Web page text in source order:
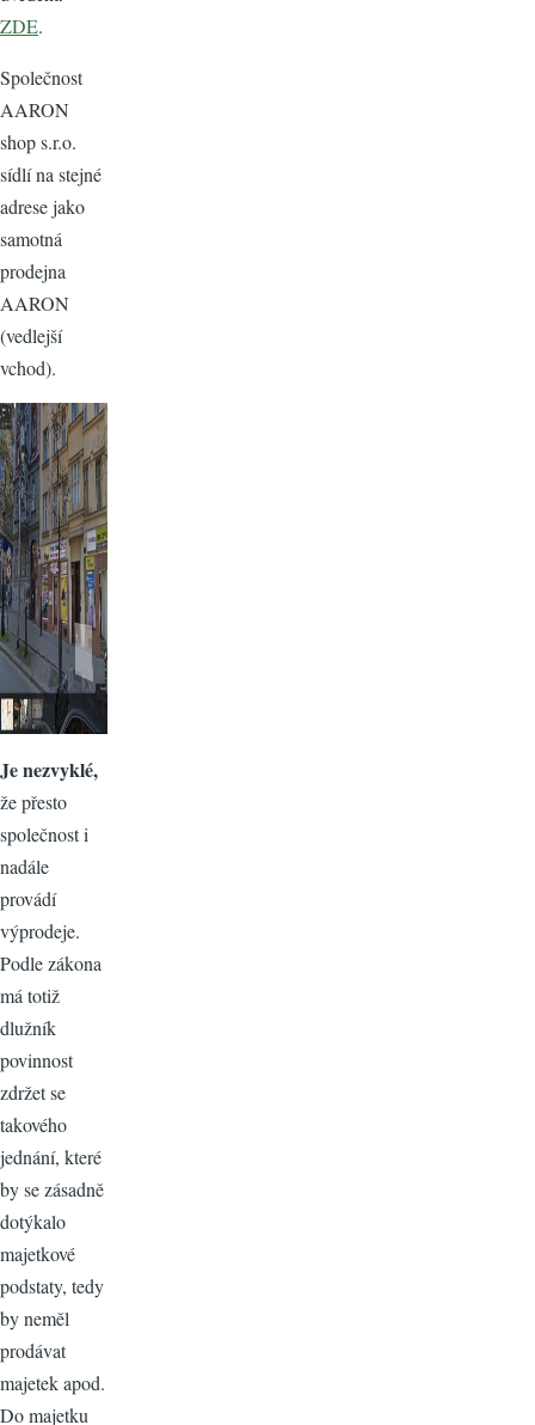
ZDE.
Společnost
AARON
shop s.r.o.
sídlí na stejné
adrese jako
samotná
prodejna
AARON
(vedlejší
vchod).
Je nezvyklé,
že přesto
společnost i
nadále
provádí
výprodeje.
Podle zákona
má totiž
dlužník
povinnost
zdržet se
takového
jednání, které
by se zásadně
dotýkalo
majetkové
podstaty, tedy
by neměl
prodávat
majetek apod.
Do majetku